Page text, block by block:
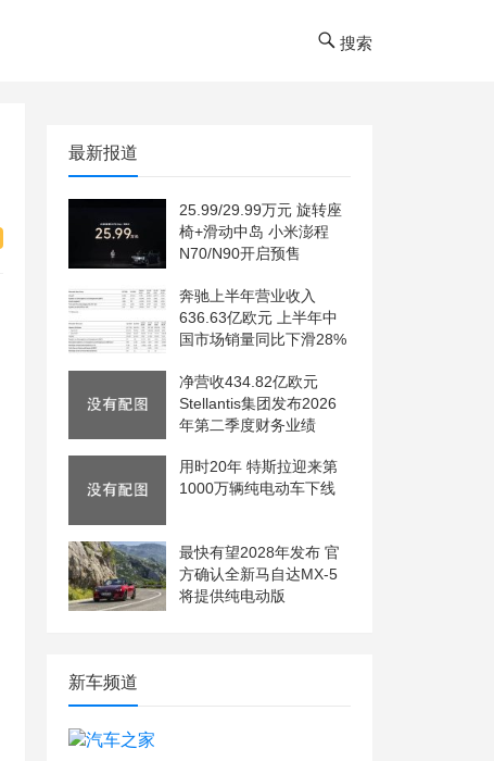
搜索
最新报道
25.99/29.99万元 旋转座
椅+滑动中岛 小米澎程
N70/N90开启预售
奔驰上半年营业收入
636.63亿欧元 上半年中
国市场销量同比下滑28%
净营收434.82亿欧元
Stellantis集团发布2026
年第二季度财务业绩
用时20年 特斯拉迎来第
1000万辆纯电动车下线
最快有望2028年发布 官
方确认全新马自达MX-5
将提供纯电动版
新车频道